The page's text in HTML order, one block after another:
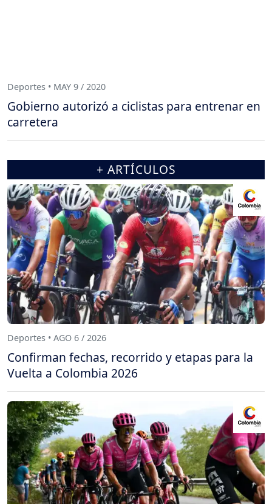
Deportes • MAY 9 / 2020
Gobierno autorizó a ciclistas para entrenar en
carretera
+ ARTÍCULOS
Deportes • AGO 6 / 2026
Confirman fechas, recorrido y etapas para la
Vuelta a Colombia 2026